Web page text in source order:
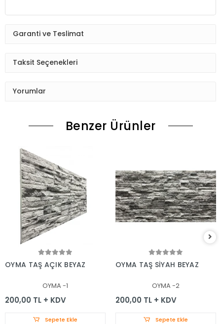
Garanti ve Teslimat
Taksit Seçenekleri
Yorumlar
Benzer Ürünler
OYMA TAŞ AÇIK BEYAZ
OYMA -1
200,00 TL + KDV
Sepete Ekle
OYMA TAŞ SİYAH BEYAZ
OYMA -2
200,00 TL + KDV
Sepete Ekle